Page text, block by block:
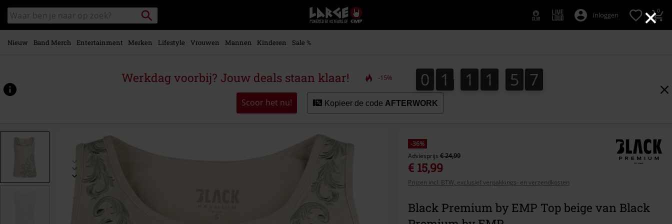
×
naar
hoofdinhoud
Zoek
in
catalogus
Packstation
zoeken
Large
–
Muziek-,
+
kleding
Inloggen 0
Nieuw Band Merch Entertainment Merken Lifestyle Vrouwen Mannen Kinderen Sale %
Werkdag voorbij? Jouw deals staan klaar! -15% 0
0 1
1 1
1 1
2
1 5
0
5 5
6
5
Scoor het nu! Kopieer de code AFTERWORK
www.large.nl/p/black-
-36%
Adviesprijs € 24,99
€ 15,99
Prijzen incl. BTW, exclusief verpakkings- en verzendkosten
Black Premium by EMP Top beige van Black